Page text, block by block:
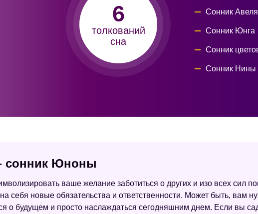
6
толкований
сна
Сонник Авеля
Сонник Юнга
Сонник
Сонник Нины
сонник Юноны
ваше желание заботиться о других и изо всех сил
себя новые обязательства и ответственности. Может быть, вам
о будущем и просто наслаждаться сегодняшним днем. Если вы